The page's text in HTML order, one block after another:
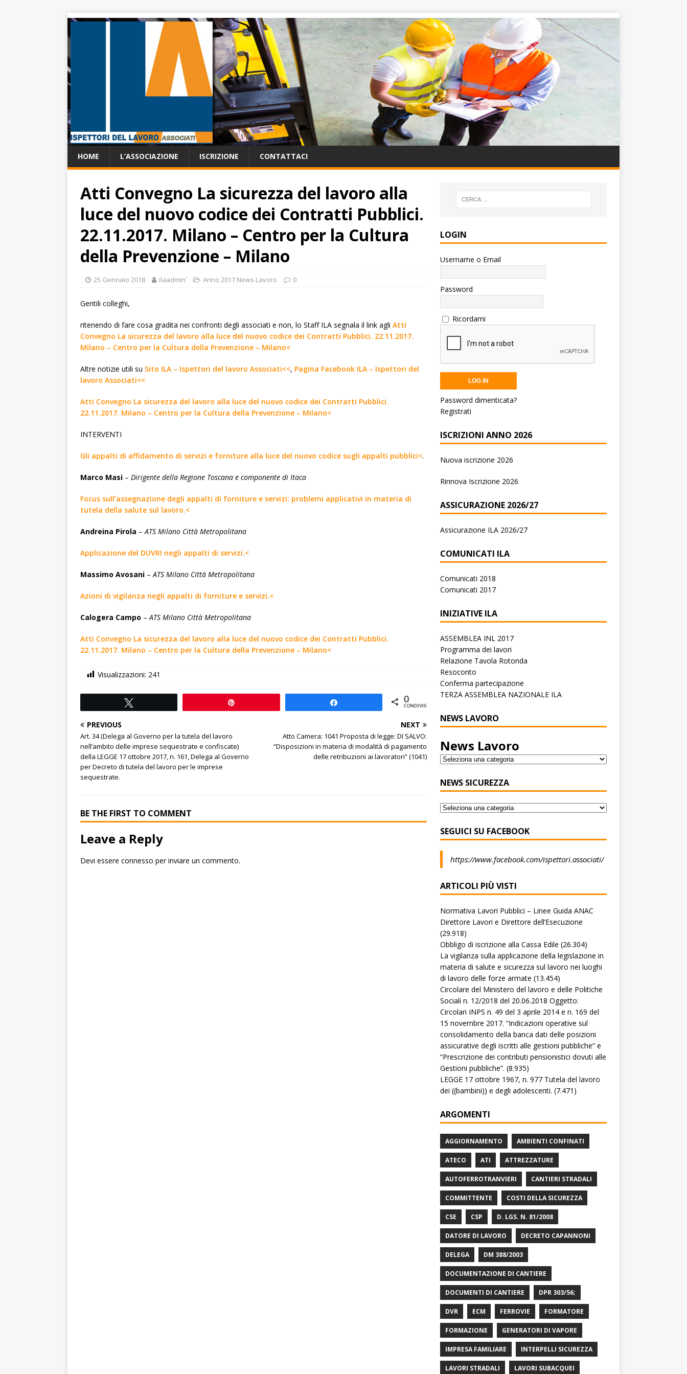
HOME L’ASSOCIAZIONE ISCRIZIONE CONTATTACI
Atti Convegno La sicurezza del lavoro alla
luce del nuovo codice dei Contratti Pubblici.
22.11.2017. Milano – Centro per la Cultura
della Prevenzione – Milano
25 Gennaio 2018 ilaadminʹ Anno 2017 News Lavoro 0
Gentili colleghi,
ritenendo di fare cosa gradita nei confronti degli associati e non, lo Staff ILA segnala il link agli Atti
Convegno La sicurezza del lavoro alla luce del nuovo codice dei Contratti Pubblici. 22.11.2017.
Milano – Centro per la Cultura della Prevenzione – Milano<
Altre notizie utili su Sito ILA – Ispettori del lavoro Associati<<, Pagina Facebook ILA – Ispettori del
lavoro Associati<<
Atti Convegno La sicurezza del lavoro alla luce del nuovo codice dei Contratti Pubblici.
22.11.2017. Milano – Centro per la Cultura della Prevenzione – Milano<
INTERVENTI
Gli appalti di affidamento di servizi e forniture alla luce del nuovo codice sugli appalti pubblici<.
Marco Masi – Dirigente della Regione Toscana e componente di Itaca
Focus sull’assegnazione degli appalti di forniture e servizi: problemi applicativi in materia di
tutela della salute sul lavoro.<
Andreina Pirola –ATS Milano Città Metropolitana
Applicazione del DUVRI negli appalti di servizi.<
Massimo Avosani –ATS Milano Città Metropolitana
Azioni di vigilanza negli appalti di forniture e servizi.<
Calogera Campo –ATS Milano Città Metropolitana
Atti Convegno La sicurezza del lavoro alla luce del nuovo codice dei Contratti Pubblici.
22.11.2017. Milano – Centro per la Cultura della Prevenzione – Milano<
Visualizzazioni: 241
0
CONDIVISIONI
PREVIOUS
Art. 34 (Delega al Governo per la tutela del lavoro
nell’ambito delle imprese sequestrate e confiscate)
della LEGGE 17 ottobre 2017, n. 161, Delega al Governo
per Decreto di tutela del lavoro per le imprese
sequestrate.
NEXT
Atto Camera: 1041 Proposta di legge: DI SALVO:
“Disposizioni in materia di modalità di pagamento
delle retribuzioni ai lavoratori” (1041)
BE THE FIRST TO COMMENT
Leave a Reply
Devi essere connesso per inviare un commento.
LOGIN
Username o Email
Password
Ricordami
Password dimenticata?
Registrati
ISCRIZIONI ANNO 2026
Nuova iscrizione 2026
Rinnova Iscrizione 2026
ASSICURAZIONE 2026/27
Assicurazione ILA 2026/27
COMUNICATI ILA
Comunicati 2018
Comunicati 2017
INIZIATIVE ILA
ASSEMBLEA INL 2017
Programma dei lavori
Relazione Tavola Rotonda
Resoconto
Conferma partecipazione
TERZA ASSEMBLEA NAZIONALE ILA
NEWS LAVORO
News Lavoro
NEWS SICUREZZA
SEGUICI SU FACEBOOK
https://www.facebook.com/ispettori.associati/
ARTICOLI PIÙ VISTI
Normativa Lavori Pubblici – Linee Guida ANAC
Direttore Lavori e Direttore dell’Esecuzione
(29.918)
Obbligo di iscrizione alla Cassa Edile (26.304)
La vigilanza sulla applicazione della legislazione in
materia di salute e sicurezza sul lavoro nei luoghi
di lavoro delle forze armate (13.454)
Circolare del Ministero del lavoro e delle Politiche
Sociali n. 12/2018 del 20.06.2018 Oggetto:
Circolari INPS n. 49 del 3 aprile 2014 e n. 169 del
15 novembre 2017. “Indicazioni operative sul
consolidamento della banca dati delle posizioni
assicurative degli iscritti alle gestioni pubbliche” e
“Prescrizione dei contributi pensionistici dovuti alle
Gestioni pubbliche”. (8.935)
LEGGE 17 ottobre 1967, n. 977 Tutela del lavoro
dei ((bambini)) e degli adolescenti. (7.471)
ARGOMENTI
AGGIORNAMENTO AMBIENTI CONFINATI
ATECO ATI ATTREZZATURE
AUTOFERROTRANVIERI CANTIERI STRADALI
COMMITTENTE COSTI DELLA SICUREZZA
CSE CSP D. LGS. N. 81/2008
DATORE DI LAVORO DECRETO CAPANNONI
DELEGA DM 388/2003
DOCUMENTAZIONE DI CANTIERE
DOCUMENTI DI CANTIERE DPR 303/56;
DVR ECM FERROVIE FORMATORE
FORMAZIONE GENERATORI DI VAPORE
IMPRESA FAMILIARE INTERPELLI SICUREZZA
LAVORI STRADALI LAVORI SUBACQUEI